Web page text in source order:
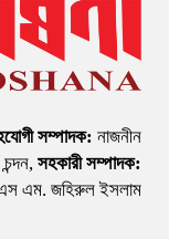
সম্পাদক: নাজনীন
সহকারী সম্পাদক:
এম. জহিরুল ইসলাম